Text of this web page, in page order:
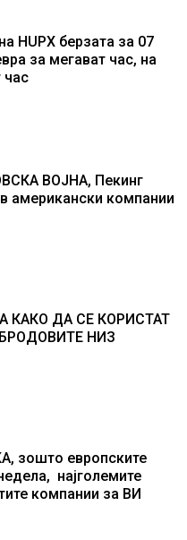
HUPX берзата за 07
за мегават час, на
час
ВОЈНА, Пекинг
американски компании
КАКО ДА СЕ КОРИСТАТ
НИЗ
зошто европските
најголемите
компании за ВИ